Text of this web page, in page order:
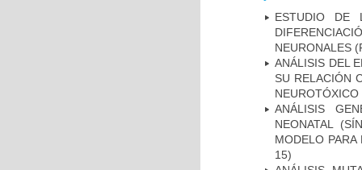
ESTUDIO DE
NEURONALES
ANÁLISIS DEL
SU RELACIÓN
NEUROTÓXICO
ANÁLISIS
NEONATAL
MODELO
15)